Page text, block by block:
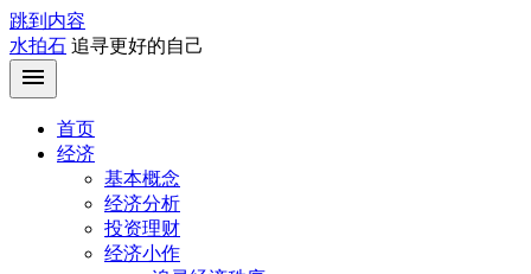
跳到内容
水拍石 追寻更好的自己
首页
经济
基本概念
经济分析
投资理财
经济小作